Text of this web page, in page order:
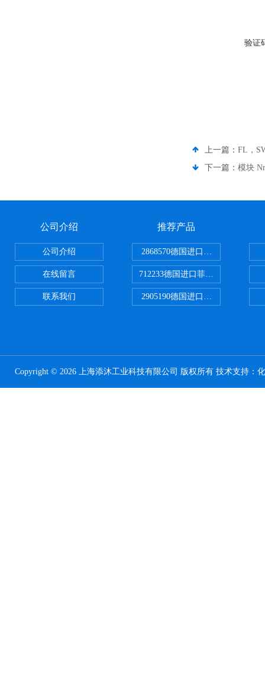
验证
上一篇： FL，
下一篇： 模块
公司介绍
公司介绍
在线留言
联系我们
推荐产品
2868570德国进口菲尼克斯电源
712233德国进口菲尼克斯断路器
2905190德国进口菲尼克斯继电器
Copyright © 2026 上海添沐工业科技有限公司 版权所有 技术支持：